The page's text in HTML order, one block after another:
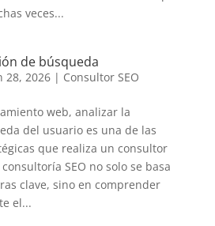
veces...
de búsqueda
28, 2026| Consultor SEO
web, analizar la
del usuario es una de las
que realiza un consultor
SEO no solo se basa
clave, sino en comprender
el...